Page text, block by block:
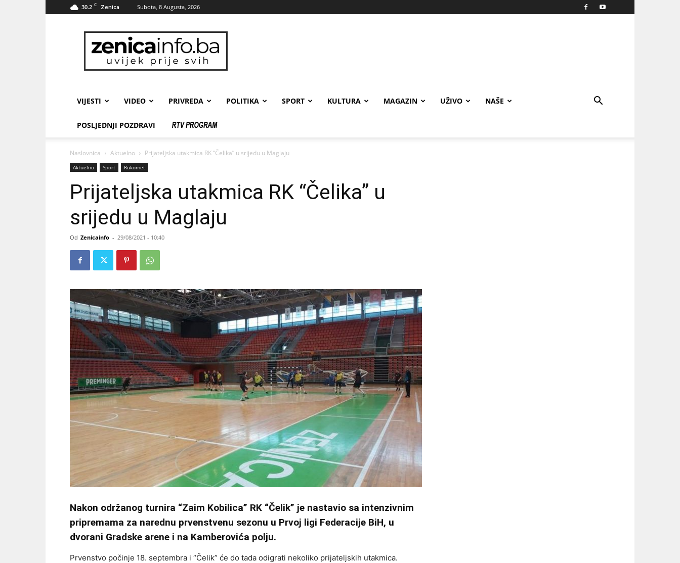
30.2 C Zenica Subota, 8 Augusta, 2026
zenicainfo.ba
VIJESTI VIDEO PRIVREDA POLITIKA SPORT KULTURA MAGAZIN UŽIVO NAŠE
POSLJEDNJI POZDRAVI
Naslovnica Aktuelno Prijateljska utakmica RK “Čelika” u srijedu u Maglaju
Aktuelno Sport Rukomet
Prijateljska utakmica RK “Čelika” u
srijedu u Maglaju
Od Zenicainfo - 29/08/2021 - 10:40
Nakon održanog turnira “Zaim Kobilica” RK “Čelik” je nastavio sa intenzivnim
pripremama za narednu prvenstvenu sezonu u Prvoj ligi Federacije BiH, u
dvorani Gradske arene i na Kamberovića polju.
Prvenstvo počinje 18. septembra i “Čelik” će do tada odigrati nekoliko prijateljskih utakmica.